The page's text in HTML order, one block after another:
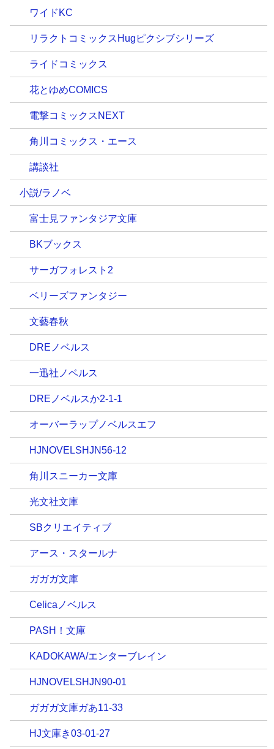
ワイドKC
リラクトコミックスHugピクシブシリーズ
ライドコミックス
花とゆめCOMICS
電撃コミックスNEXT
角川コミックス・エース
講談社
小説/ラノベ
富士見ファンタジア文庫
BKブックス
サーガフォレスト2
ベリーズファンタジー
文藝春秋
DREノベルス
一迅社ノベルス
DREノベルスか2-1-1
オーバーラップノベルスエフ
HJNOVELSHJN56-12
角川スニーカー文庫
光文社文庫
SBクリエイティブ
アース・スタールナ
ガガガ文庫
Celicaノベルス
PASH！文庫
KADOKAWA/エンターブレイン
HJNOVELSHJN90-01
ガガガ文庫ガあ11-33
HJ文庫き03-01-27